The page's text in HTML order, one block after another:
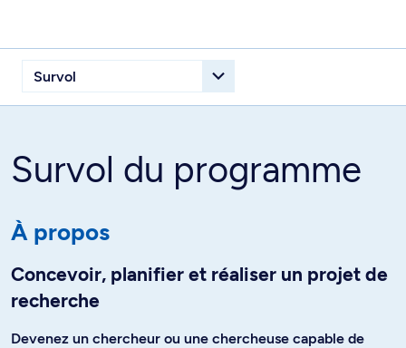
Survol du programme
À propos
Concevoir, planifier et réaliser un projet de
recherche
Devenez un chercheur ou une chercheuse capable de